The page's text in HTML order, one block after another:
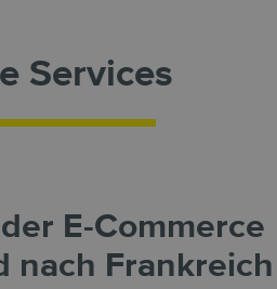
Services
E-Commerce
nach Frankreich